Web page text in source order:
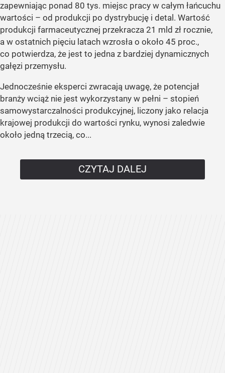
zapewniając ponad 80 tys. miejsc pracy w całym łańcuchu
wartości – od produkcji po dystrybucję i detal. Wartość
produkcji farmaceutycznej przekracza 21 mld zł rocznie,
a w ostatnich pięciu latach wzrosła o około 45 proc.,
co potwierdza, że jest to jedna z bardziej dynamicznych
gałęzi przemysłu.
Jednocześnie eksperci zwracają uwagę, że potencjał
branży wciąż nie jest wykorzystany w pełni – stopień
samowystarczalności produkcyjnej, liczony jako relacja
krajowej produkcji do wartości rynku, wynosi zaledwie
około jedną trzecią, co...
CZYTAJ DALEJ